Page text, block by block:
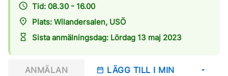
access_time Tid: 08.30 - 16.00
place
Plats: Wilandersalen, USÖ
hourglass_empty
Sista anmälningsdag: Lördag 13 maj 2023
ANMÄLAN
date_range LÄGG TILL I MIN
arrow_drop_down